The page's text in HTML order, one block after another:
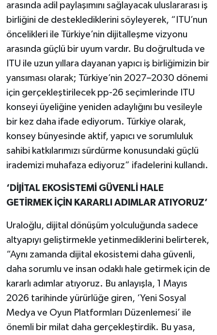
arasında adil paylaşımını sağlayacak uluslararası iş
birliğini de desteklediklerini söyleyerek, “ITU’nun
öncelikleri ile Türkiye’nin dijitalleşme vizyonu
arasında güçlü bir uyum vardır. Bu doğrultuda ve
ITU ile uzun yıllara dayanan yapıcı iş birliğimizin bir
yansıması olarak; Türkiye’nin 2027–2030 dönemi
için gerçekleştirilecek pp-26 seçimlerinde ITU
konseyi üyeliğine yeniden adaylığını bu vesileyle
bir kez daha ifade ediyorum. Türkiye olarak,
konsey bünyesinde aktif, yapıcı ve sorumluluk
sahibi katkılarımızı sürdürme konusundaki güçlü
irademizi muhafaza ediyoruz” ifadelerini kullandı.
‘DİJİTAL EKOSİSTEMİ GÜVENLİ HALE
GETİRMEK İÇİN KARARLI ADIMLAR ATIYORUZ’
Uraloğlu, dijital dönüşüm yolculuğunda sadece
altyapıyı geliştirmekle yetinmediklerini belirterek,
“Aynı zamanda dijital ekosistemi daha güvenli,
daha sorumlu ve insan odaklı hale getirmek için de
kararlı adımlar atıyoruz. Bu anlayışla, 1 Mayıs
2026 tarihinde yürürlüğe giren, ‘Yeni Sosyal
Medya ve Oyun Platformları Düzenlemesi’ ile
önemli bir milat daha gerçekleştirdik. Bu yasa,